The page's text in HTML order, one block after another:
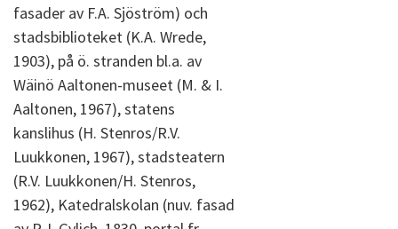
fasader av F.A. Sjöström) och
stadsbiblioteket (K.A. Wrede,
1903), på ö. stranden bl.a. av
Wäinö Aaltonen-museet (M. & I.
Aaltonen, 1967), statens
kanslihus (H. Stenros/R.V.
Luukkonen, 1967), stadsteatern
(R.V. Luukkonen/H. Stenros,
1962), Katedralskolan (nuv. fasad